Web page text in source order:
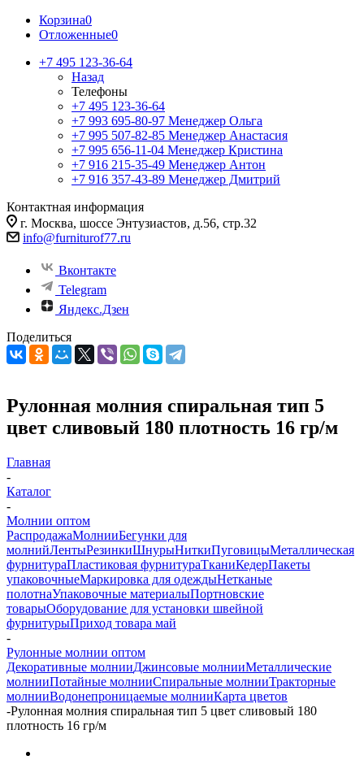
Корзина0
Отложенные0
+7 495 123-36-64
Назад
Телефоны
+7 495 123-36-64
+7 993 695-80-97 Менеджер Ольга
+7 995 507-82-85 Менеджер Анастасия
+7 995 656-11-04 Менеджер Кристина
+7 916 215-35-49 Менеджер Антон
+7 916 357-43-89 Менеджер Дмитрий
Контактная информация
г. Москва, шоссе Энтузиастов, д.56, стр.32
info@furniturof77.ru
Вконтакте
Telegram
Яндекс.Дзен
Поделиться
Рулонная молния спиральная тип 5
цвет сливовый 180 плотность 16 гр/м
Главная
-
Каталог
-
Молнии оптом
РаспродажаМолнииБегунки для
молнийЛентыРезинкиШнурыНиткиПуговицыМеталлическая
фурнитураПластиковая фурнитураТканиКедерПакеты
упаковочныеМаркировка для одеждыНетканые
полотнаУпаковочные материалыПортновские
товарыОборудование для установки швейной
фурнитурыПриход товара май
-
Рулонные молнии оптом
Декоративные молнииДжинсовые молнииМеталлические
молнииПотайные молнииСпиральные молнииТракторные
молнииВодонепроницаемые молнииКарта цветов
-Рулонная молния спиральная тип 5 цвет сливовый 180
плотность 16 гр/м